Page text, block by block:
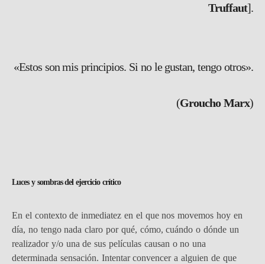
Truffaut].
«Estos son mis principios. Si no le gustan, tengo otros».
(Groucho Marx)
Luces y sombras del ejercicio crítico
En el contexto de inmediatez en el que nos movemos hoy en
día, no tengo nada claro por qué, cómo, cuándo o dónde un
realizador y/o una de sus películas causan o no una
determinada sensación. Intentar convencer a alguien de que